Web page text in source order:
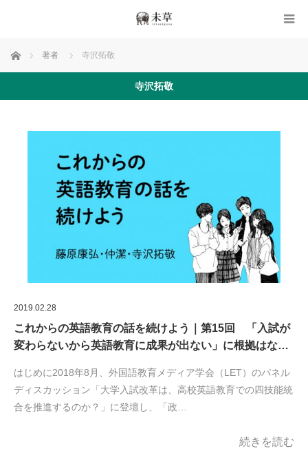
ホーム 著者 寺沢拓敬
寺沢拓敬
2019.02.28
これからの英語教育の話を続けよう｜第15回 「入試が
変わらないから英語教育に成果が出ない」に根拠はな…
はじめに2018年8月、外国語教育メディア学会（LET）のパネル
ディスカッション「大学入試改革は、高校英語教育での四技能統
合を推進するのか？」に登壇し、「政…
続きを読む